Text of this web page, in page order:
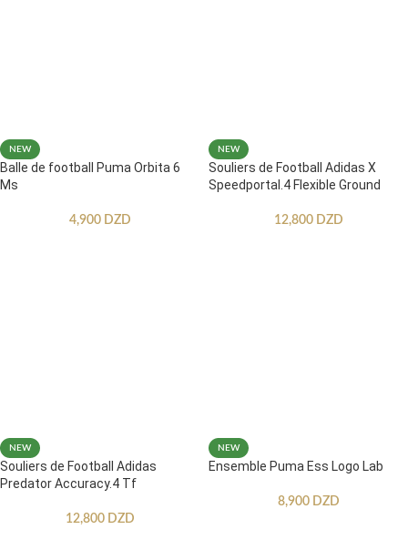
NEW
Balle de football Puma Orbita 6
Ms
4,900 DZD
NEW
Souliers de Football Adidas X
Speedportal.4 Flexible Ground
12,800 DZD
NEW
Souliers de Football Adidas
Predator Accuracy.4 Tf
12,800 DZD
NEW
Ensemble Puma Ess Logo Lab
8,900 DZD